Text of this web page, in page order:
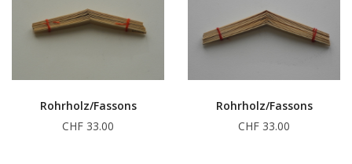
Rohrholz/Fassons
CHF 33.00
Rohrholz/Fassons
CHF 33.00